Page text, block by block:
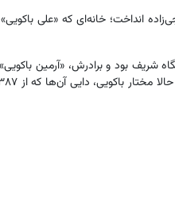
انداخت؛ خانه‌ای که «علی